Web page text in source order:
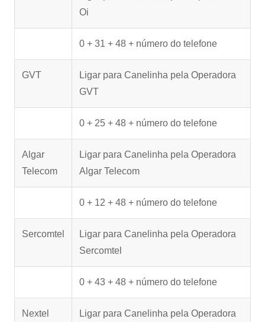
Oi
0 + 31 + 48 + número do telefone
GVT
Ligar para Canelinha pela Operadora
GVT
0 + 25 + 48 + número do telefone
Algar
Telecom
Ligar para Canelinha pela Operadora
Algar Telecom
0 + 12 + 48 + número do telefone
Sercomtel
Ligar para Canelinha pela Operadora
Sercomtel
0 + 43 + 48 + número do telefone
Nextel
Ligar para Canelinha pela Operadora